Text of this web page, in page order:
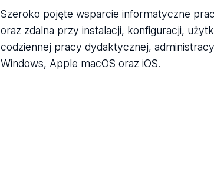
Szeroko pojęte wsparcie informatyczne
oraz zdalna przy instalacji, konfiguracji,
codziennej pracy dydaktycznej,
Windows, Apple macOS oraz iOS.